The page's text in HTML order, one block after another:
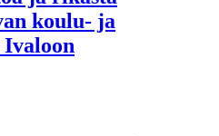
koulu- ja